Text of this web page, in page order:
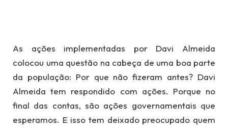
As ações implementadas por Davi Almeida
colocou uma questão na cabeça de uma boa parte
da população: Por que não fizeram antes? Davi
Almeida tem respondido com ações. Porque no
final das contas, são ações governamentais que
esperamos. E isso tem deixado preocupado quem